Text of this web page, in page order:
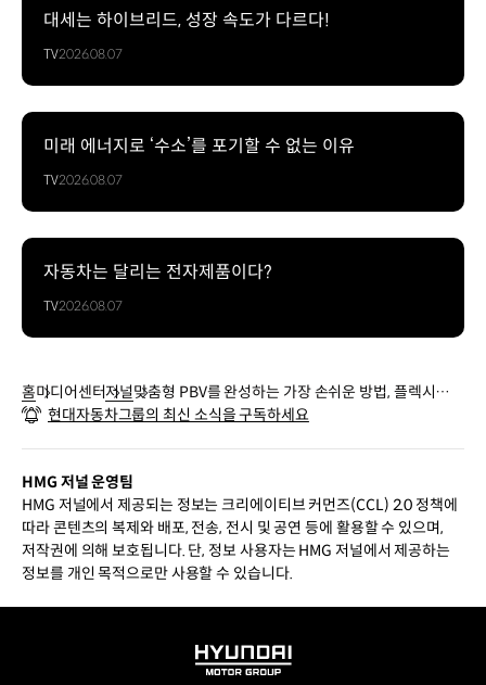
대세는 하이브리드, 성장 속도가 다르다!
TV2026.08.07
미래 에너지로 ‘수소’를 포기할 수 없는 이유
TV2026.08.07
자동차는 달리는 전자제품이다?
TV2026.08.07
홈미디어센터저널맞춤형 PBV를 완성하는 가장 손쉬운 방법, 플렉시블
바디 시스템
현대자동차그룹의 최신 소식을 구독하세요
HMG 저널 운영팀
HMG 저널에서 제공되는 정보는 크리에이티브 커먼즈(CCL) 2.0 정책에
따라 콘텐츠의 복제와 배포, 전송, 전시 및 공연 등에 활용할 수 있으며,
저작권에 의해 보호됩니다. 단, 정보 사용자는 HMG 저널에서 제공하는
정보를 개인 목적으로만 사용할 수 있습니다.
HYUNDAI